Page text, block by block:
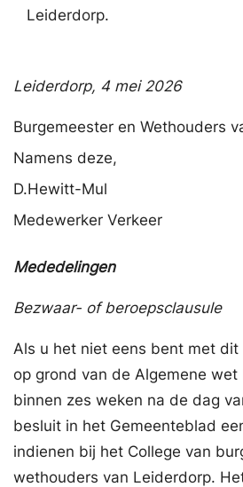
Leiderdorp.
Leiderdorp, 4 mei 2026
Burgemeester en Wethouders
Namens deze,
D.Hewitt-Mul
Medewerker Verkeer
Mededelingen
Bezwaar- of beroepsclausule
Als u het niet eens bent met
op grond van de Algemene
binnen zes weken na de dag
besluit in het Gemeenteblad
indienen bij het College van
wethouders van Leiderdorp.